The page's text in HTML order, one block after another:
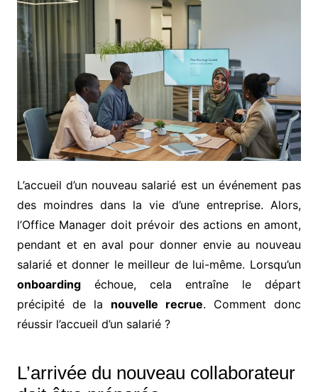
L’accueil d’un nouveau salarié est un événement pas
des moindres dans la vie d’une entreprise. Alors,
l’Office Manager doit prévoir des actions en amont,
pendant et en aval pour donner envie au nouveau
salarié et donner le meilleur de lui-même. Lorsqu’un
onboardingéchoue, cela entraîne le départ
précipité de la nouvelle recrue. Comment donc
réussir l’accueil d’un salarié ?
L’arrivée du nouveau collaborateur